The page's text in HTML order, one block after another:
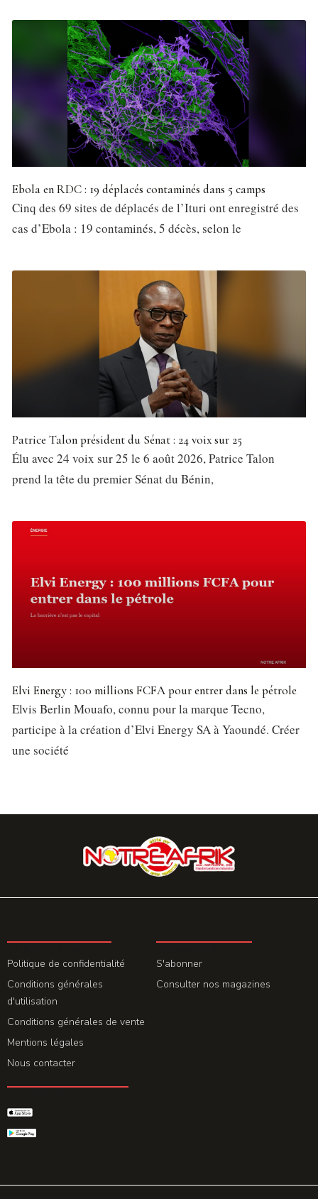
Ebola en RDC : 19 déplacés contaminés dans 5 camps
Cinq des 69 sites de déplacés de l’Ituri ont enregistré des
cas d’Ebola : 19 contaminés, 5 décès, selon le
Patrice Talon président du Sénat : 24 voix sur 25
Élu avec 24 voix sur 25 le 6 août 2026, Patrice Talon
prend la tête du premier Sénat du Bénin,
Elvi Energy : 100 millions FCFA pour entrer dans le pétrole
Elvis Berlin Mouafo, connu pour la marque Tecno,
participe à la création d’Elvi Energy SA à Yaoundé. Créer
une société
Politique de confidentialité
Conditions générales
d'utilisation
Conditions générales de vente
Mentions légales
Nous contacter
S'abonner
Consulter nos magazines